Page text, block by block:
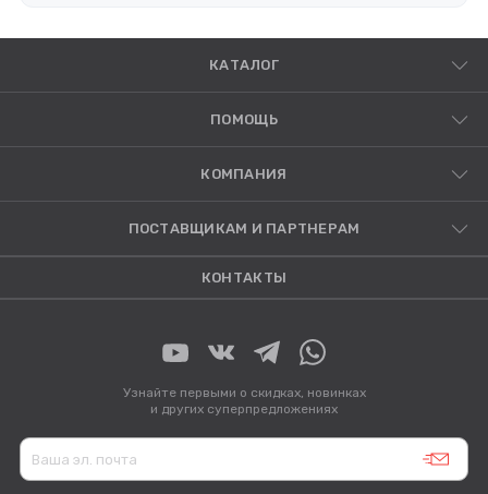
КАТАЛОГ
ПОМОЩЬ
КОМПАНИЯ
ПОСТАВЩИКАМ И ПАРТНЕРАМ
КОНТАКТЫ
Узнайте первыми о скидках, новинках
и других суперпредложениях